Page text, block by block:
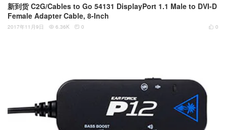
新到货 C2G/Cables to Go 54131 DisplayPort 1.1 Male to DVI-D
Female Adapter Cable, 8-Inch
 0
2017年11月9日  6.36K  0